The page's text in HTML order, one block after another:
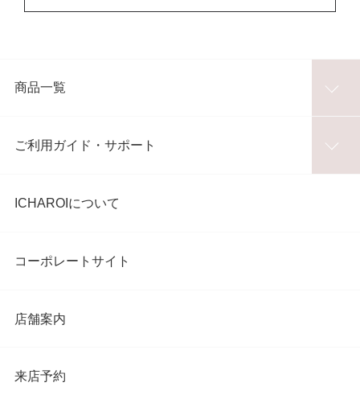
商品一覧
ご利用ガイド・サポート
ICHAROIについて
コーポレートサイト
店舗案内
来店予約